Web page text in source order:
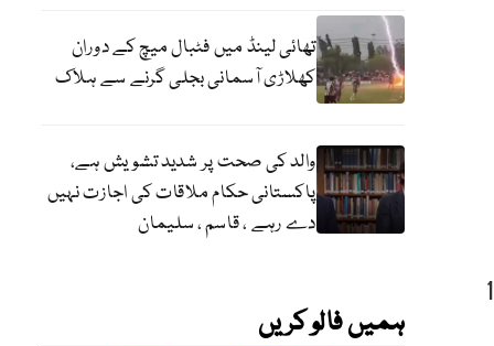
کہ اسپتال میں 12
تھائی لینڈ میں فٹبال میچ کے دوران
کھلاڑی آسمانی بجلی گرنے سے ہلاک
والد کی صحت پر شدید تشویش ہے،
پاکستانی حکام ملاقات کی اجازت نہیں
دے رہے ، قاسم ، سلیمان
ہمیں فالو کریں